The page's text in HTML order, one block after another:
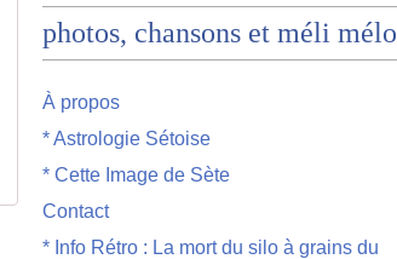
photos, chansons et méli mélo
À propos
* Astrologie Sétoise
* Cette Image de Sète
Contact
* Info Rétro : La mort du silo à grains du